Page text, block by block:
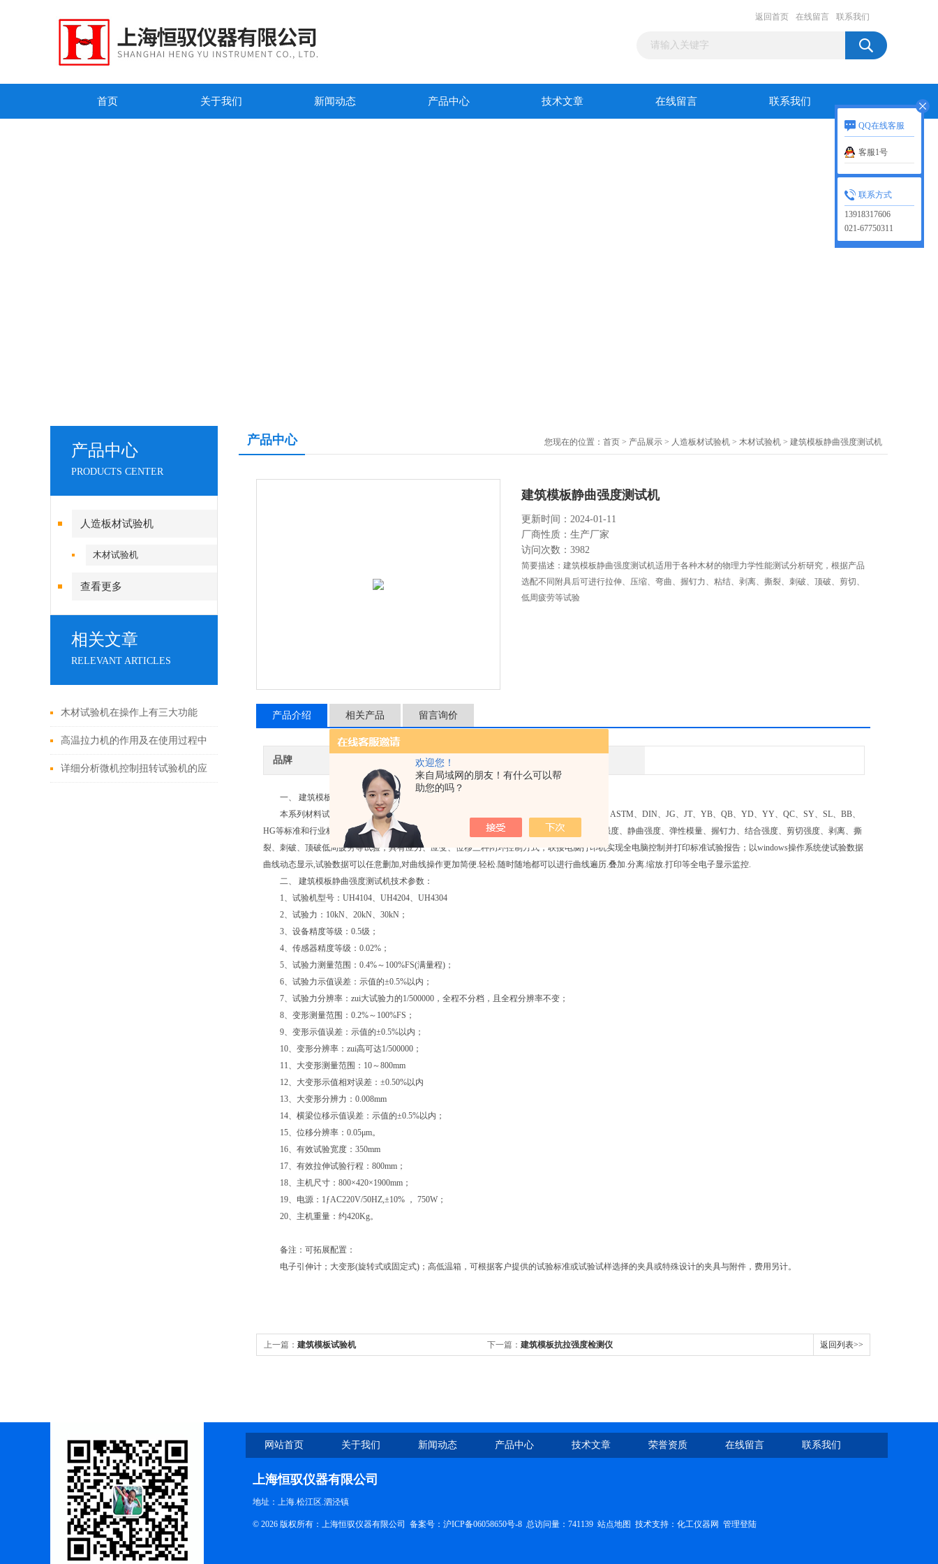
欢迎您！
来自局域网的朋友！有什么可以帮
助您的吗？
返回首页 在线留言 联系我们
首页 关于我们 新闻动态 产品中心 技术文章 在线留言 联系我们
产品中心
PRODUCTS CENTER
人造板材试验机
木材试验机
查看更多
相关文章
RELEVANT ARTICLES
木材试验机在操作上有三大功能
高温拉力机的作用及在使用过程中
的注意事项
详细分析微机控制扭转试验机的应
产品中心 您现在的位置： 首页 > 产品展示 > 人造板材试验机 > 木材试验机 > 建筑模板静曲强度测试机
建筑模板静曲强度测试机
更新时间：2024-01-11
厂商性质：生产厂家
访问次数：3982
简要描述：建筑模板静曲强度测试机适用于各种木材的物理力学性能测试分析研究，根据产品
选配不同附具后可进行拉伸、压缩、弯曲、握钉力、粘结、剥离、撕裂、刺破、顶破、剪切、
低周疲劳等试验
产品介绍 相关产品 留言询价
品牌
一、 建筑模板静曲强度测试机产品介绍：
本系列材料试验机适用于各种木材的物理力学性能测试分析研究，可根据GB、ISO、JIS、ASTM、DIN、JG、JT、YB、QB、YD、YY、QC、SY、SL、BB、
HG等标准和行业标准进行试验和提供数据，根据产品选配不同附具后可进行拉伸强度、压缩强度、静曲强度、弹性模量、握钉力、结合强度、剪切强度、剥离、撕
裂、刺破、顶破低周疲劳等试验，具有应力、应变、位移三种闭环控制方式，联接电脑打印机实现全电脑控制并打印标准试验报告；以windows操作系统使试验数据
曲线动态显示,试验数据可以任意删加,对曲线操作更加简便.轻松.随时随地都可以进行曲线遍历.叠加.分离.缩放.打印等全电子显示监控.
二、 建筑模板静曲强度测试机技术参数：
1、试验机型号：UH4104、UH4204、UH4304
2、试验力：10kN、20kN、30kN；
3、设备精度等级：0.5级；
4、传感器精度等级：0.02%；
5、试验力测量范围：0.4%～100%FS(满量程)；
6、试验力示值误差：示值的±0.5%以内；
7、试验力分辨率：zui大试验力的1/500000，全程不分档，且全程分辨率不变；
8、变形测量范围：0.2%～100%FS；
9、变形示值误差：示值的±0.5%以内；
10、变形分辨率：zui高可达1/500000；
11、大变形测量范围：10～800mm
12、大变形示值相对误差：±0.50%以内
13、大变形分辨力：0.008mm
14、横梁位移示值误差：示值的±0.5%以内；
15、位移分辨率：0.05μm。
16、有效试验宽度：350mm
17、有效拉伸试验行程：800mm；
18、主机尺寸：800×420×1900mm；
19、电源：1ƒAC220V/50HZ,±10% ， 750W；
20、主机重量：约420Kg。
备注：可拓展配置：
电子引伸计；大变形(旋转式或固定式)；高低温箱，可根据客户提供的试验标准或试验试样选择的夹具或特殊设计的夹具与附件，费用另计。
上一篇： 建筑模板试验机 下一篇： 建筑模板抗拉强度检测仪 返回列表>>
网站首页 关于我们 新闻动态 产品中心 技术文章 荣誉资质 在线留言 联系我们
上海恒驭仪器有限公司
地址：上海.松江区.泗泾镇
© 2026 版权所有：上海恒驭仪器有限公司 备案号： 沪ICP备06058650号-8 总访问量：741139 站点地图 技术支持： 化工仪器网 管理登陆
QQ在线客服
客服1号
联系方式
13918317606
021-67750311